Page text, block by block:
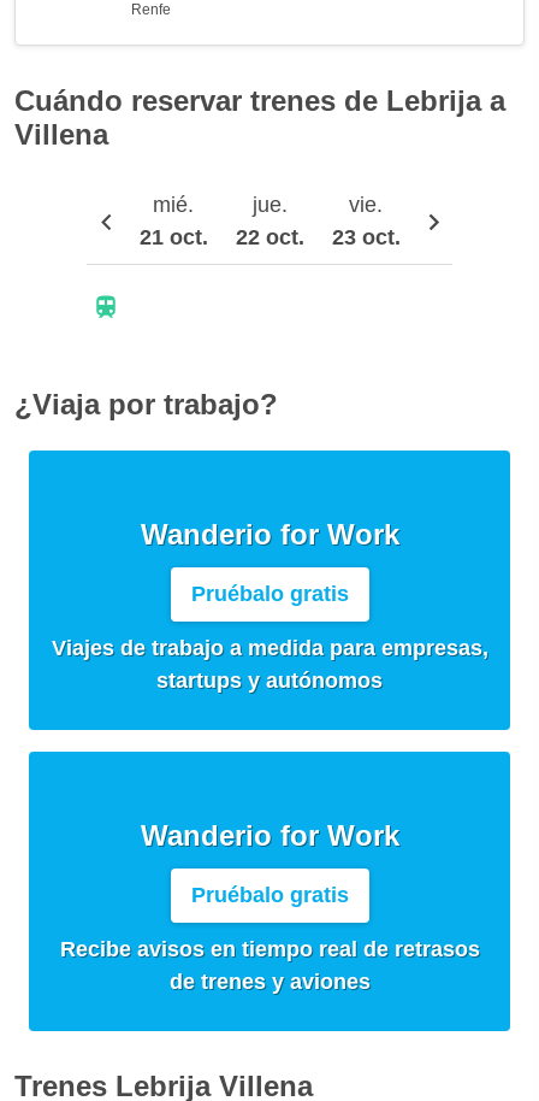
Renfe
Cuándo reservar trenes de Lebrija a
Villena
mié.
21 oct.
jue.
22 oct.
vie.
23 oct.
24 oct.
¿Viaja por trabajo?
Wanderio for Work
Pruébalo gratis
Viajes de trabajo a medida para empresas,
startups y autónomos
Wanderio for Work
Pruébalo gratis
Recibe avisos en tiempo real de retrasos
de trenes y aviones
Trenes Lebrija Villena